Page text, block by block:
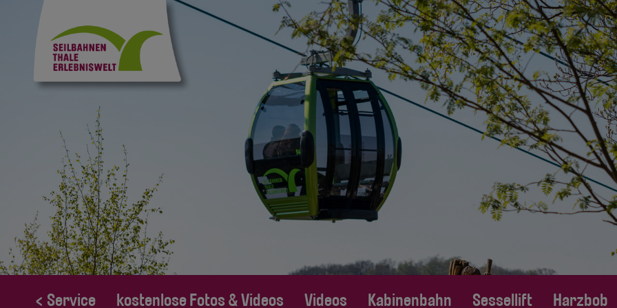
< Service kostenlose Fotos & Videos Videos Kabinenbahn Sessellift Harzbob